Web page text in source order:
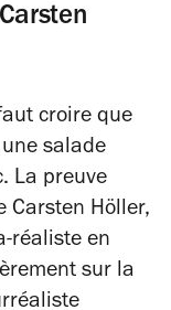
croire que
salade
La preuve
Carsten Höller,
réaliste en
sur la